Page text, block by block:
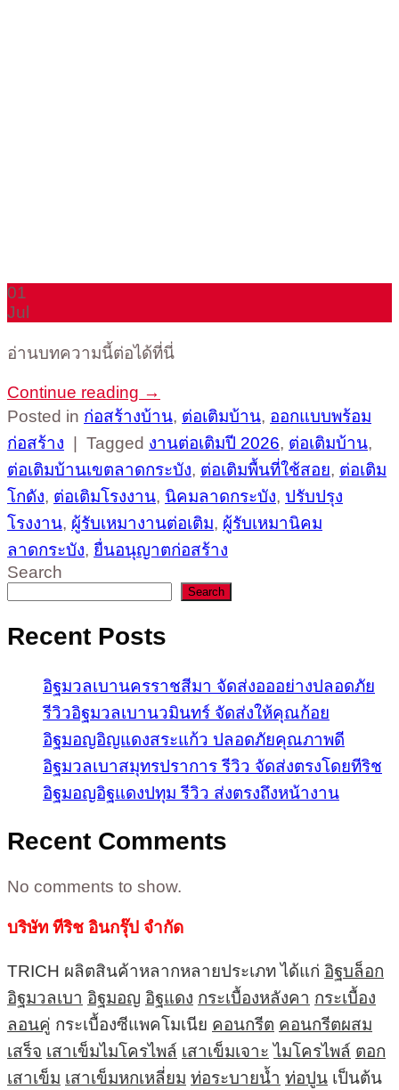
01
Jul
อ่านบทความนี้ต่อได้ที่นี่
Continue reading →
Posted in ก่อสร้างบ้าน, ต่อเติมบ้าน, ออกแบบพร้อม
ก่อสร้าง
Tagged งานต่อเติมปี 2026, ต่อเติมบ้าน,
ต่อเติมบ้านเขตลาดกระบัง, ต่อเติมพื้นที่ใช้สอย, ต่อเติม
โกดัง, ต่อเติมโรงงาน, นิคมลาดกระบัง, ปรับปรุง
โรงงาน, ผู้รับเหมางานต่อเติม, ผู้รับเหมานิคม
ลาดกระบัง, ยื่นอนุญาตก่อสร้าง
Search
Search
Recent Posts
อิฐมวลเบานครราชสีมา จัดส่งอออย่างปลอดภัย
รีวิวอิฐมวลเบานวมินทร์ จัดส่งให้คุณก้อย
อิฐมอญอิญแดงสระแก้ว ปลอดภัยคุณภาพดี
อิฐมวลเบาสมุทรปราการ รีวิว จัดส่งตรงโดยทีริช
อิฐมอญอิฐแดงปทุม รีวิว ส่งตรงถึงหน้างาน
Recent Comments
No comments to show.
บริษัท ทีริช อินกรุ๊ป จำกัด
TRICH ผลิตสินค้าหลากหลายประเภท ได้แก่ อิฐบล็อก
อิฐมวลเบา อิฐมอญ อิฐแดง กระเบื้องหลังคา กระเบื้อง
ลอนคู่ กระเบื้องซีแพคโมเนีย คอนกรีต คอนกรีตผสม
เสร็จ เสาเข็มไมโครไพล์ เสาเข็มเจาะ ไมโครไพล์ ตอก
เสาเข็ม เสาเข็มหกเหลี่ยม ท่อระบายน้ำ ท่อปูน เป็นต้น